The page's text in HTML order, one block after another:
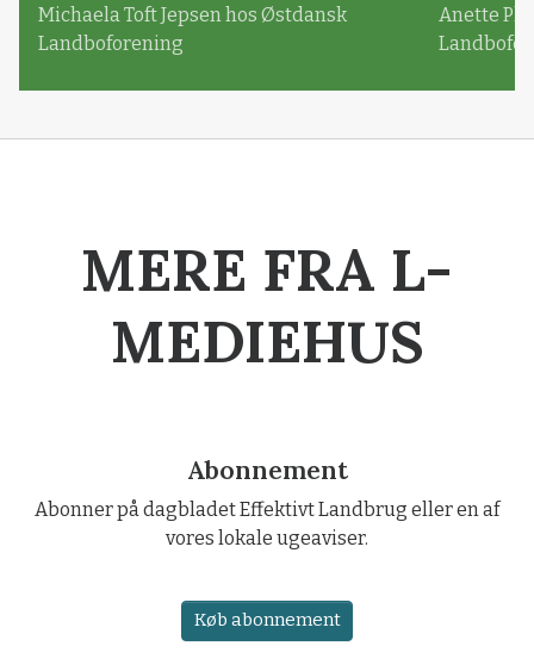
Michaela Toft Jepsen hos Østdansk
Landboforening
Anette
MERE FRA L-
MEDIEHUS
Abonnement
Abonner på dagbladet Effektivt Landbrug eller en af
vores lokale ugeaviser.
Køb abonnement